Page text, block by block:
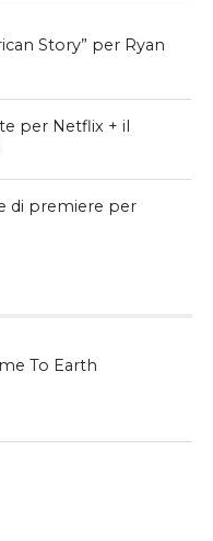
Story” per Ryan
per Netflix + il
di premiere per
To Earth